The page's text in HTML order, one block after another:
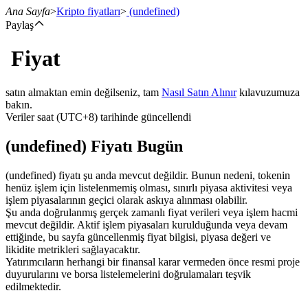
Vadeli İşlemler
USDT Vadeli İşlemleri
Teminat olarak USDT kullanan vadeli işlemler
Ana Sayfa>Kripto fiyatları> (undefined)
Paylaş
Fiyat
satın almaktan emin değilseniz, tam Nasıl Satın Alınırkılavuzumuza
bakın.
Veriler saat (UTC+8) tarihinde güncellendi
(undefined) Fiyatı Bugün
(undefined) fiyatı şu anda mevcut değildir. Bunun nedeni, tokenin
henüz işlem için listelenmemiş olması, sınırlı piyasa aktivitesi veya
işlem piyasalarının geçici olarak askıya alınması olabilir.
Şu anda doğrulanmış gerçek zamanlı fiyat verileri veya işlem hacmi
mevcut değildir. Aktif işlem piyasaları kurulduğunda veya devam
ettiğinde, bu sayfa güncellenmiş fiyat bilgisi, piyasa değeri ve
likidite metrikleri sağlayacaktır.
Yatırımcıların herhangi bir finansal karar vermeden önce resmi proje
duyurularını ve borsa listelemelerini doğrulamaları teşvik
edilmektedir.